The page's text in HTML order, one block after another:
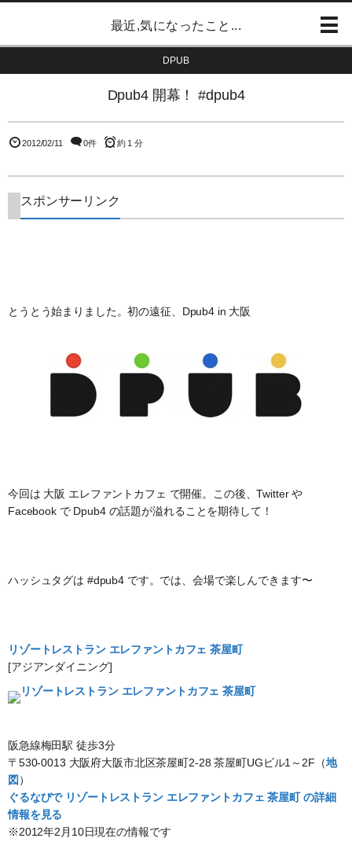
最近,気になったこと...
DPUB
Dpub4 開幕！ #dpub4
2012/02/11 0件 約 1 分
スポンサーリンク
とうとう始まりました。初の遠征、Dpub4 in 大阪
今回は 大阪 エレファントカフェ で開催。この後、Twitter や
Facebook で Dpub4 の話題が溢れることを期待して！
ハッシュタグは #dpub4 です。では、会場で楽しんできます〜
リゾートレストラン エレファントカフェ 茶屋町
[アジアンダイニング]
阪急線梅田駅 徒歩3分
〒530-0013 大阪府大阪市北区茶屋町2-28 茶屋町UGビル1～2F（地
図 ）
ぐるなびで リゾートレストラン エレファントカフェ 茶屋町 の詳細
情報を見る
※2012年2月10日現在の情報です